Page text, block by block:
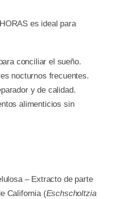
es ideal para
conciliar el sueño.
nocturnos frecuentes.
y de calidad.
alimenticios sin
– Extracto de parte
California (Eschscholtzia